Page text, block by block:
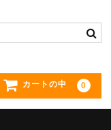
カートの中 0